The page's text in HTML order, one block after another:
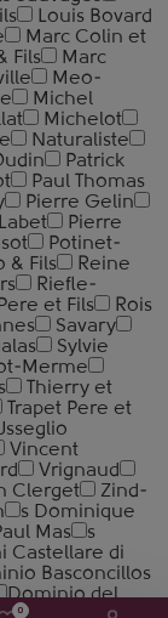
0
Louis Bovard
Marc Colin et
Fils
Marc
Meo-
Michel
Michelot
Naturaliste
Patrick
Paul Thomas
Pierre Gelin
Pierre
Potinet-
& Fils
Reine
Riefle-
et Fils
Rois
Savary
Sylvie
Merme
Thierry et
Trapet Pere et
Vincent
Vrignaud
Clerget
Zind-
s Dominique
Mas
s
Castellare di
Basconcillos
Dominio del